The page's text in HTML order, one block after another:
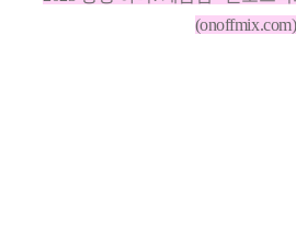
(onoffmix.com)